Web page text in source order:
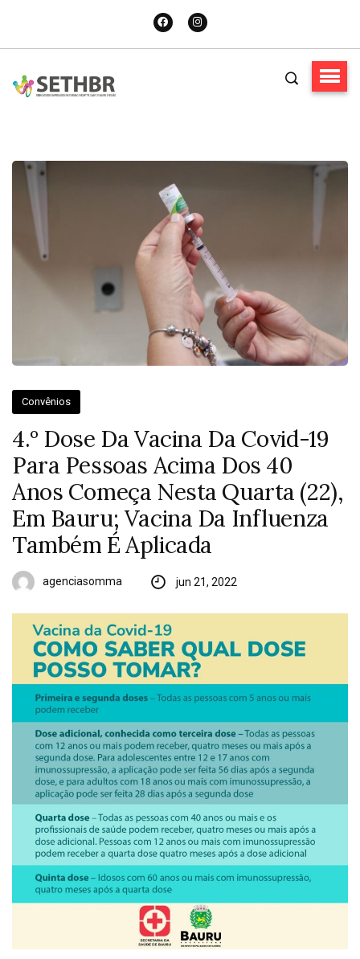
Convênios
4.º Dose Da Vacina Da Covid-19
Para Pessoas Acima Dos 40
Anos Começa Nesta Quarta (22),
Em Bauru; Vacina Da Influenza
Também É Aplicada
agenciasomma jun 21, 2022